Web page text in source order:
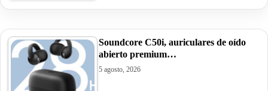
Soundcore C50i, auriculares de oído
abierto premium…
5 agosto, 2026